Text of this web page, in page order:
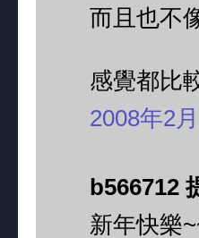
而且也不
感覺都比
2008年2
b566712
新年快樂